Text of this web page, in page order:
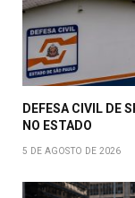
DEFESA CIVIL DE
NO ESTADO
5 DE AGOSTO DE 2026